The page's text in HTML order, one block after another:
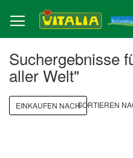
zum
Inhalt
Suchergebnisse
aller Welt"
SORTIEREN
EINKAUFEN NACH